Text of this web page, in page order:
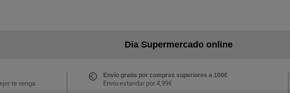
Dia Supermercado online
te venga.
Envío gratis por compras superiores a 100€
Envío estandar por 4,99€